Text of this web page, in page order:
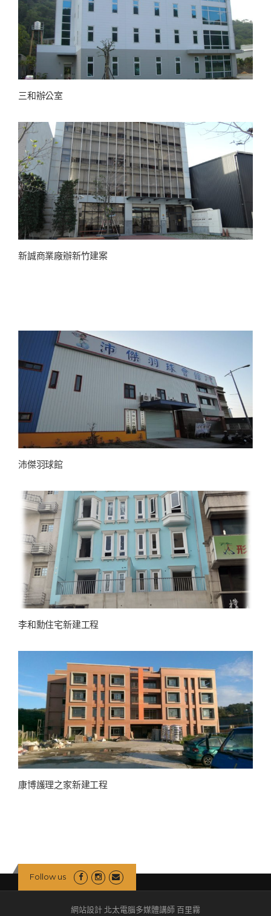
三和辦公室
新誠商業廠辦新竹建案
沛傑羽球館
李和勳住宅新建工程
康博護理之家新建工程
Follow us
網站設計 北太電腦多媒體講師 百里霧